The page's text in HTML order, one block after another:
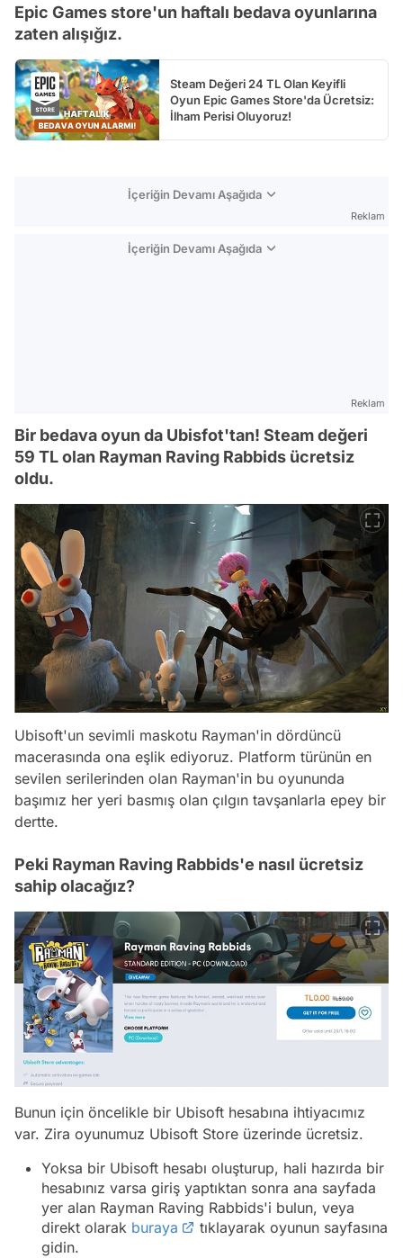
Epic Games store'un haftalı bedava oyunlarına
zaten alışığız.
Steam Değeri 24 TL Olan Keyifli
Oyun Epic Games Store'da Ücretsiz:
İlham Perisi Oluyoruz!
İçeriğin Devamı Aşağıda
Reklam
İçeriğin Devamı Aşağıda
Reklam
Bir bedava oyun da Ubisfot'tan! Steam değeri
59 TL olan Rayman Raving Rabbids ücretsiz
oldu.
Ubisoft'un sevimli maskotu Rayman'in dördüncü
macerasında ona eşlik ediyoruz. Platform türünün en
sevilen serilerinden olan Rayman'in bu oyununda
başımız her yeri basmış olan çılgın tavşanlarla epey bir
dertte.
Peki Rayman Raving Rabbids'e nasıl ücretsiz
sahip olacağız?
Bunun için öncelikle bir Ubisoft hesabına ihtiyacımız
var. Zira oyunumuz Ubisoft Store üzerinde ücretsiz.
Yoksa bir Ubisoft hesabı oluşturup, hali hazırda bir
hesabınız varsa giriş yaptıktan sonra ana sayfada
yer alan Rayman Raving Rabbids'i bulun, veya
direkt olarak buraya
tıklayarak oyunun sayfasına
gidin.